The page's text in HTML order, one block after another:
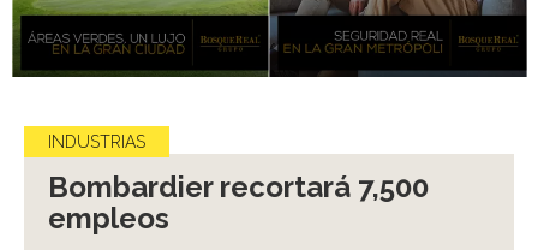
INDUSTRIAS
Bombardier recortará 7,500
empleos